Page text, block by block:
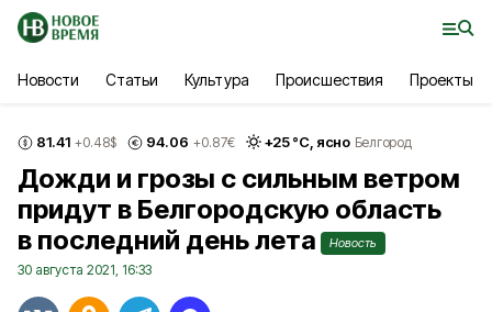
Новости Статьи Культура Происшествия Проекты
81.41 +0.48$ 94.06 +0.87€ +25°С, ясно Белгород
Дожди и грозы с сильным ветром
придут в Белгородскую область
в последний день лета
Новость
30 августа 2021, 16:33